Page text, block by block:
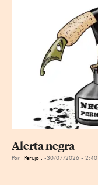
Alerta negra
Por Perujo . 30/07/2026 - 2:40